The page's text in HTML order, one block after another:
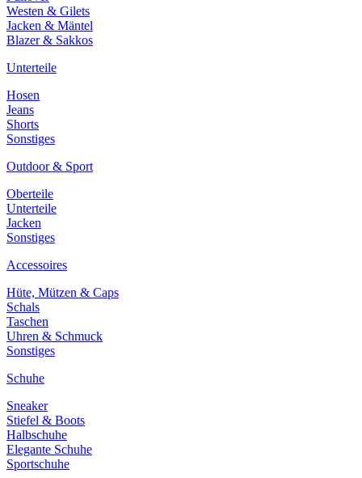
Westen & Gilets
Jacken & Mäntel
Blazer & Sakkos
Unterteile
Hosen
Jeans
Shorts
Sonstiges
Outdoor & Sport
Oberteile
Unterteile
Jacken
Sonstiges
Accessoires
Hüte, Mützen & Caps
Schals
Taschen
Uhren & Schmuck
Sonstiges
Schuhe
Sneaker
Stiefel & Boots
Halbschuhe
Elegante Schuhe
Sportschuhe